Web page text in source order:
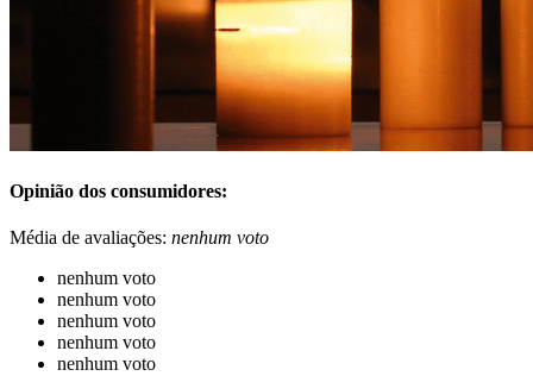
Opinião dos consumidores:
Média de avaliações: nenhum voto
nenhum voto
nenhum voto
nenhum voto
nenhum voto
nenhum voto